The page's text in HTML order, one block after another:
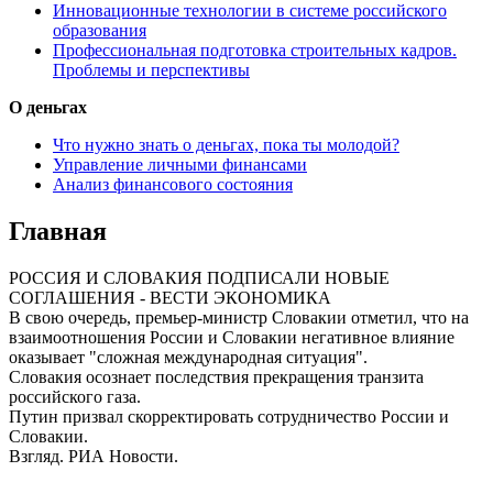
Инновационные технологии в системе российского
образования
Профессиональная подготовка строительных кадров.
Проблемы и перспективы
О деньгах
Что нужно знать о деньгах, пока ты молодой?
Управление личными финансами
Анализ финансового состояния
Главная
РОССИЯ И СЛОВАКИЯ ПОДПИСАЛИ НОВЫЕ
СОГЛАШЕНИЯ - ВЕСТИ ЭКОНОМИКА
В свою очередь, премьер-министр Словакии отметил, что на
взаимоотношения России и Словакии негативное влияние
оказывает "сложная международная ситуация".
Словакия осознает последствия прекращения транзита
российского газа.
Путин призвал скорректировать сотрудничество России и
Словакии.
Взгляд. РИА Новости.